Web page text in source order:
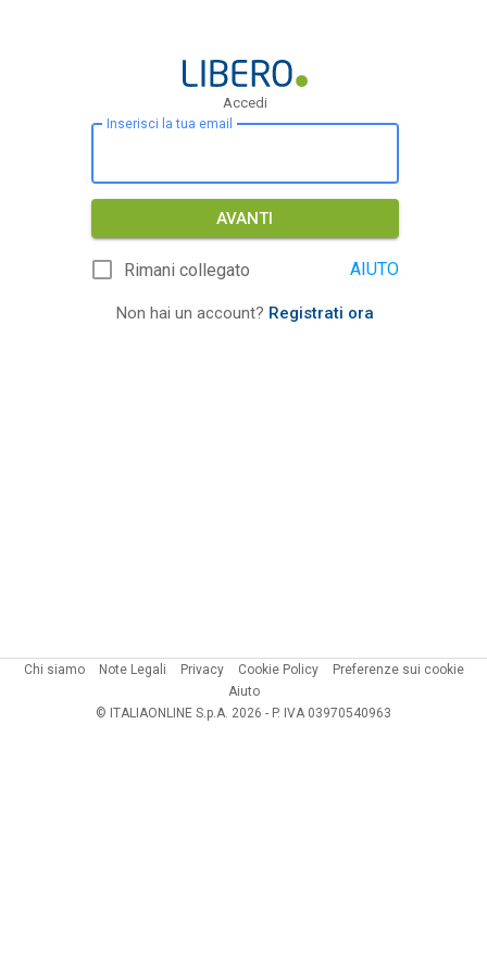
Accedi
Inserisci la tua email
AVANTI
Rimani collegato AIUTO
Non hai un account? Registrati ora
Chi siamo Note Legali Privacy Cookie Policy
Preferenze sui cookie
Aiuto
© ITALIAONLINE S.p.A. 2026 - P. IVA 03970540963